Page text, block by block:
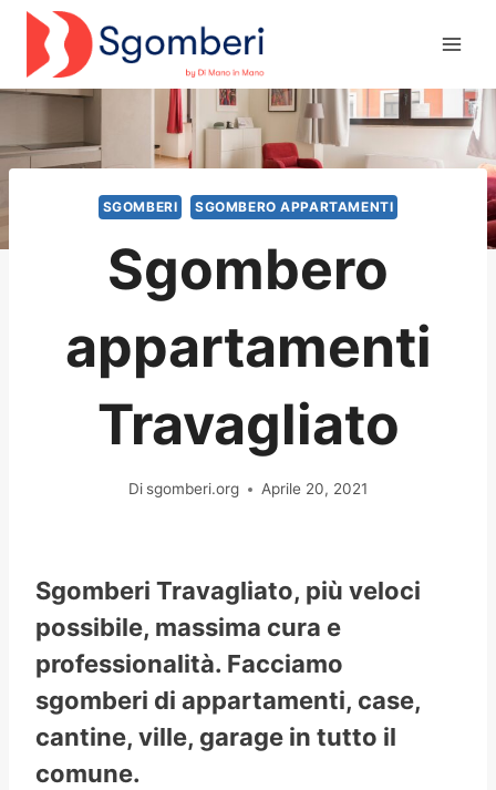
Salta
contenuto
SGOMBERI SGOMBERO APPARTAMENTI
Sgombero
appartamenti
Travagliato
Di sgomberi.org Aprile 20, 2021
Sgomberi Travagliato, più veloci
possibile, massima cura e
professionalità. Facciamo
sgomberi di appartamenti, case,
cantine, ville, garage in tutto il
comune.